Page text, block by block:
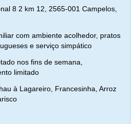
8 2 km 12, 2565-001 Campelos,
com ambiente acolhedor, pratos
e serviço simpático
nos fins de semana,
limitado
à Lagareiro, Francesinha, Arroz